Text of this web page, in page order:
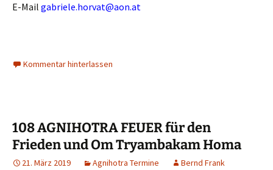
E-Mail gabriele.horvat@aon.at
Kommentar hinterlassen
108 AGNIHOTRA FEUER für den
Frieden und Om Tryambakam Homa
21. März 2019 Agnihotra Termine Bernd Frank